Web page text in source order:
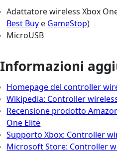
Adattatore wireless Xbox
Best Buy e GameStop)
MicroUSB
Informazioni
Homepage del controller
Wikipedia: Controller
Recensione prodotto
One Elite
Supporto Xbox: Controller
Microsoft Store: Controller